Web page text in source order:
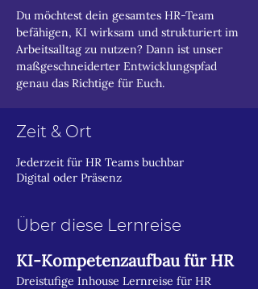
Du möchtest dein gesamtes HR-Team
befähigen, KI wirksam und strukturiert im
Arbeitsalltag zu nutzen? Dann ist unser
maßgeschneiderter Entwicklungspfad
genau das Richtige für Euch.
Zeit & Ort
Jederzeit für HR Teams buchbar
Digital oder Präsenz
Über diese Lernreise
KI-Kompetenzaufbau für HR
Dreistufige Inhouse Lernreise für HR